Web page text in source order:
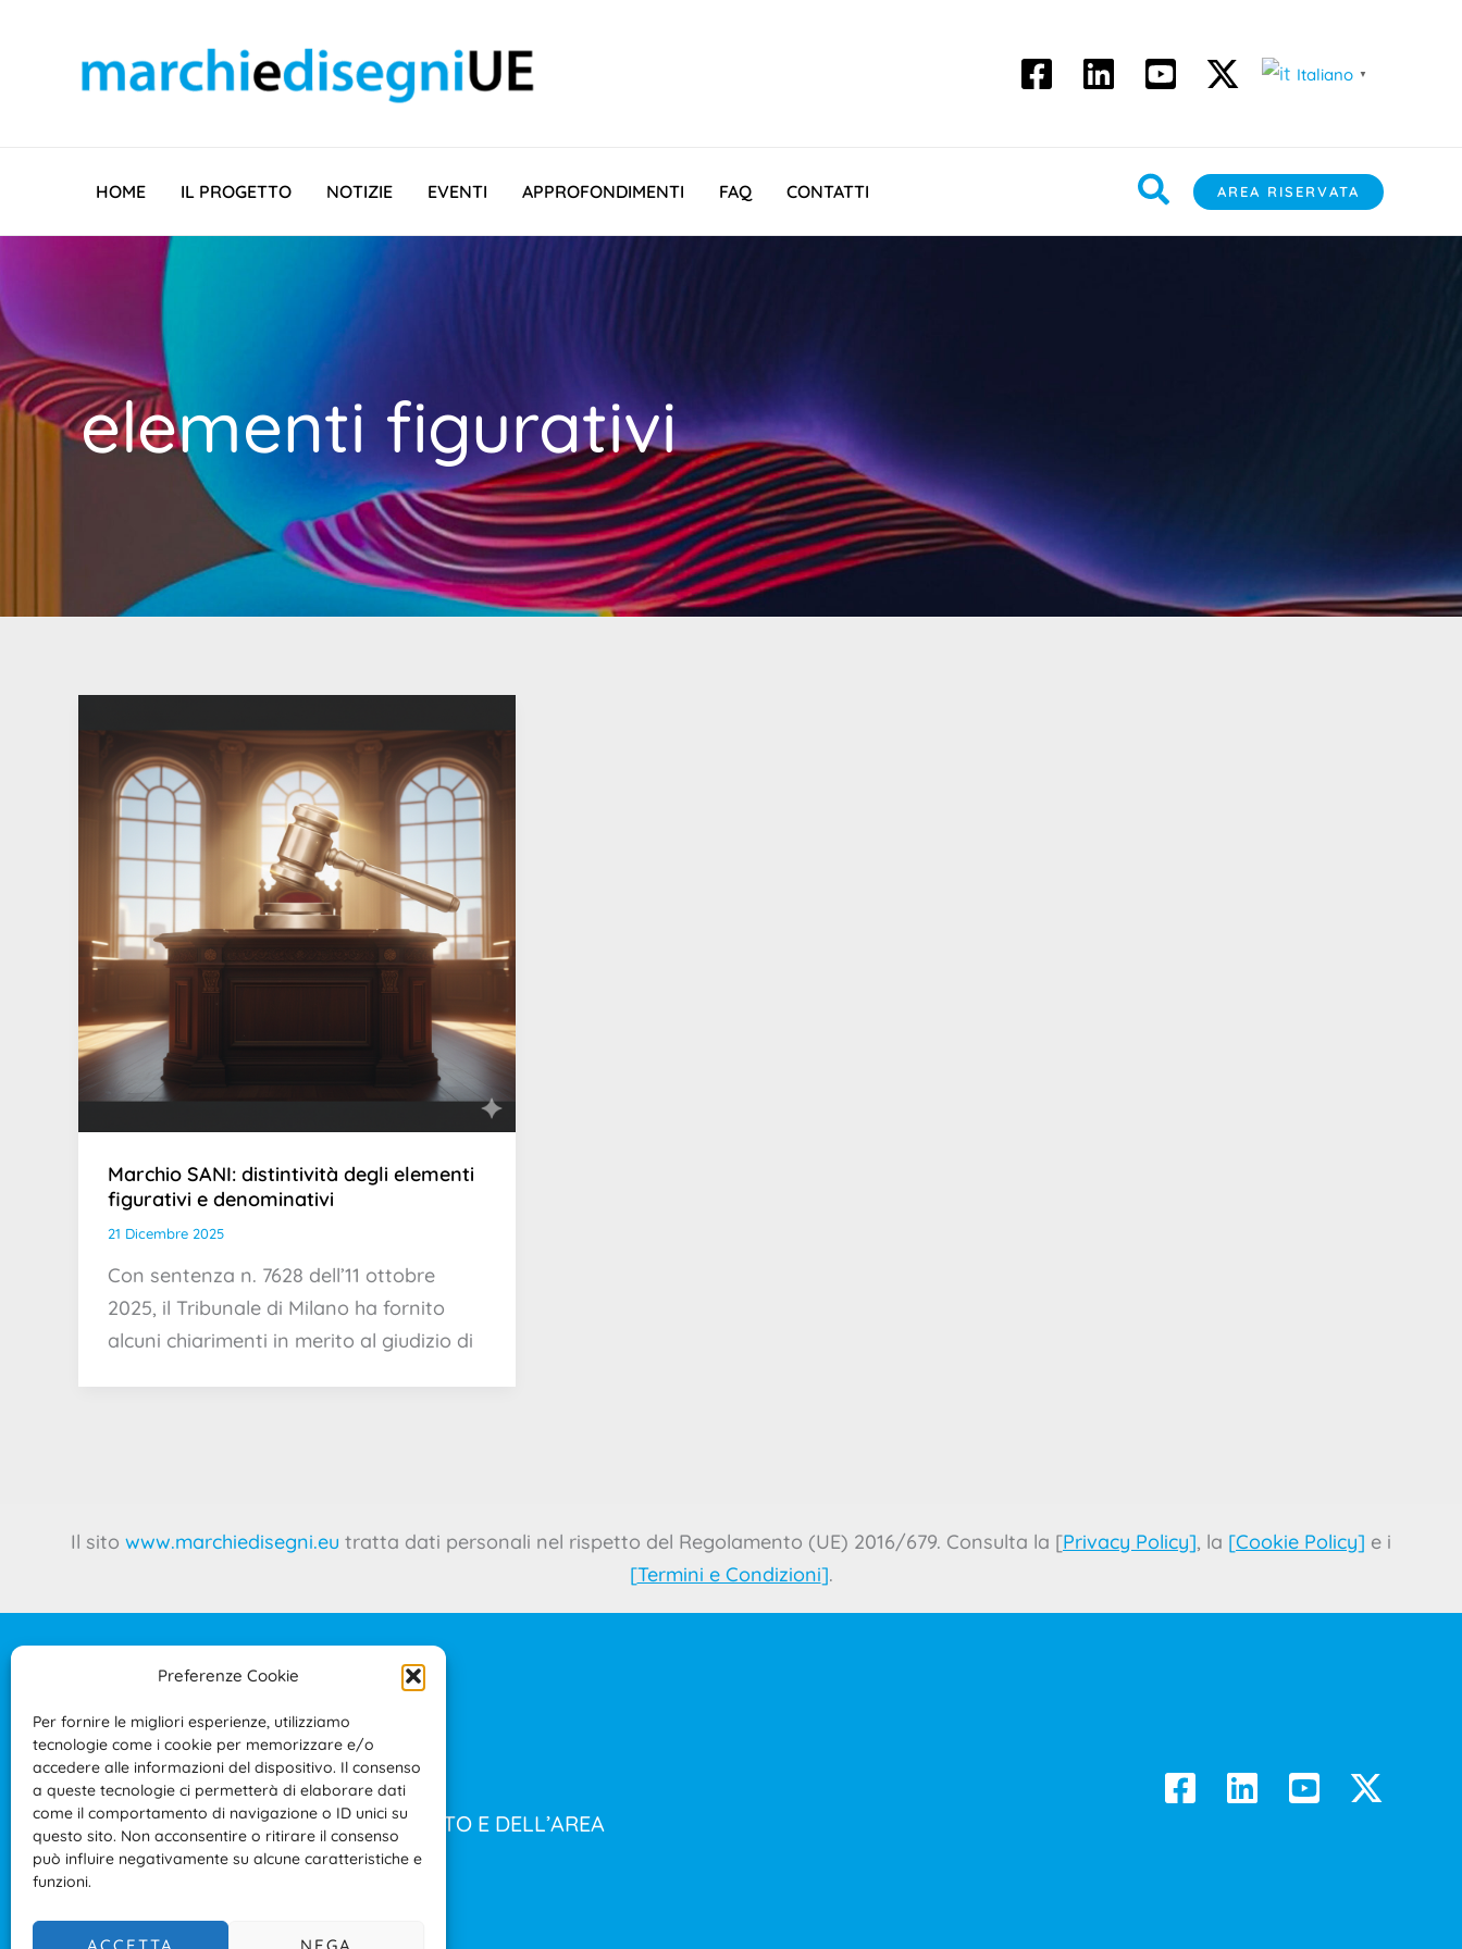
Preferenze Cookie
Per fornire le migliori esperienze, utilizziamo
tecnologie come i cookie per memorizzare e/o
accedere alle informazioni del dispositivo. Il consenso
a queste tecnologie ci permetterà di elaborare dati
come il comportamento di navigazione o ID unici su
questo sito. Non acconsentire o ritirare il consenso
può influire negativamente su alcune caratteristiche e
funzioni.
ACCETTA NEGA
contenuto
Italiano ▼
HOME IL PROGETTO NOTIZIE EVENTI APPROFONDIMENTI FAQ CONTATTI CercaAREA RISERVATA
elementi figurativi
Marchio SANI: distintività degli elementi
figurativi e denominativi
21 Dicembre 2025
Con sentenza n. 7628 dell’11 ottobre
2025, il Tribunale di Milano ha fornito
alcuni chiarimenti in merito al giudizio di
Il sito www.marchiedisegni.eu tratta dati personali nel rispetto del Regolamento (UE) 2016/679. Consulta la [Privacy Policy], la [Cookie Policy] e i
[Termini e Condizioni].
IL PROGETTO
CONTATTI
PRIVACY POLICY
COOKIE POLICY
TERMINI E CONDIZIONI D’USO DEL SITO E DELL’AREA
RISERVATA
ACCESSIBILITÀ